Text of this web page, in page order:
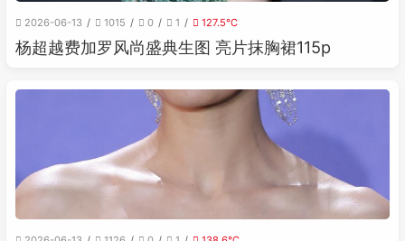
2026-06-13 1015 0 1 127.5℃
杨超越费加罗风尚盛典生图 亮片抹胸裙115p